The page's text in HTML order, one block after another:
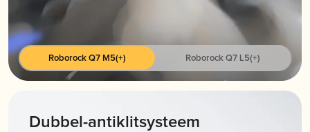
Roborock Q7 M5(+) Roborock Q7 L5(+)
Dubbel-antiklitsysteem